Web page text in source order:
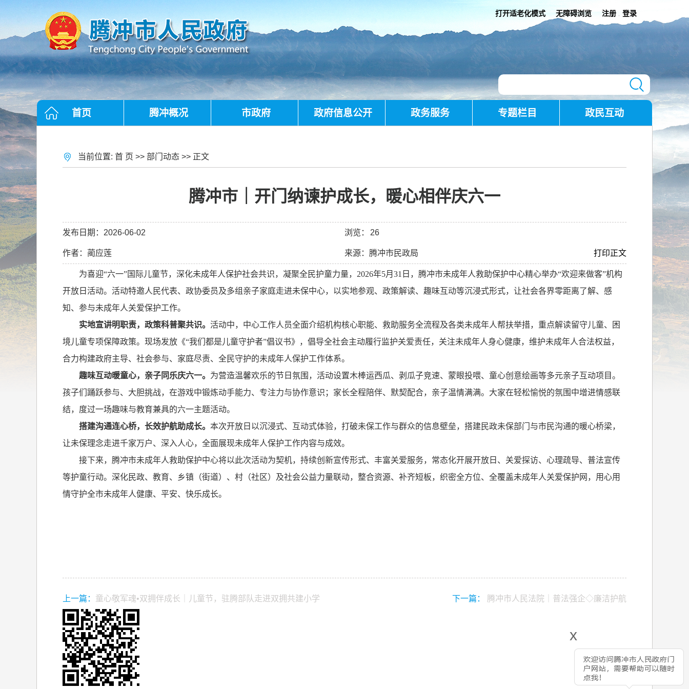
打开适老化模式 无障碍浏览 注册 登录
x
首页 腾冲概况 市政府 政府信息公开 政务服务 专题栏目 政民互动
当前位置: 首 页 >> 部门动态 >> 正文
腾冲市｜开门纳谏护成长，暖心相伴庆六一
发布日期：2026-06-02 26
浏览：
作者：蔺应莲 来源：腾冲市民政局 打印正文
为喜迎“六一”国际儿童节，深化未成年人保护社会共识，凝聚全民护童力量， 2026年5月 31 日，腾冲市未成年人救助保护中心精心举办“欢迎来做客”机构
开放日活动。活动特邀人民代表、政协委员及多组亲子家庭走进未保中心，以实地参观、政策解读、趣味互动等沉浸式形式，让社会各界零距离了解、感
知、参与未成年人关爱保护工作。
实地宣讲明职责，政策科普聚共识。 活动中，中心工作人员全面介绍机构核心职能、救助服务全流程及各类未成年人帮扶举措，重点解读留守儿童、困
境儿童专项保障政策。现场发放《“我们都是儿童守护者”倡议书》，倡导全社会主动履行监护关爱责任，关注未成年人身心健康，维护未成年人合法权益，
合力构建政府主导、社会参与、家庭尽责、全民守护的未成年人保护工作体系。
趣味互动暖童心，亲子同乐庆六一。 为营造温馨欢乐的节日氛围，活动设置木棒运西瓜、剥瓜子竞速、蒙眼投喂、童心创意绘画等多元亲子互动项目。
孩子们踊跃参与、大胆挑战，在游戏中锻炼动手能力、专注力与协作意识；家长全程陪伴、默契配合，亲子温情满满。大家在轻松愉悦的氛围中增进情感联
结，度过一场趣味与教育兼具的六一主题活动。
搭建沟通连心桥，长效护航助成长。 本次开放日以沉浸式、互动式体验，打破未保工作与群众的信息壁垒，搭建民政未保部门与市民沟通的暖心桥梁，
让未保理念走进千家万户、深入人心，全面展现未成年人保护工作内容与成效。
接下来，腾冲市未成年人救助保护中心将以此次活动为契机，持续创新宣传形式、丰富关爱服务，常态化开展开放日、关爱探访、心理疏导、普法宣传
等护童行动。深化民政、教育、乡镇（街道）、村（社区）及社会公益力量联动，整合资源、补齐短板，织密全方位、全覆盖未成年人关爱保护网，用心用
情守护全市未成年人健康、平安、快乐成长。
上一篇： 童心敬军魂•双拥伴成长｜儿童节，驻腾部队走进双拥共建小学 下一篇： 腾冲市人民法院｜普法强企◇廉洁护航